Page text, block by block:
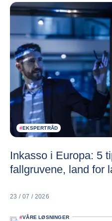
#EKSPERTRÅD
Inkasso i Europa: 5
fallgruvene, land for
23 / 07 / 2026
#VÅRE LØSNINGER